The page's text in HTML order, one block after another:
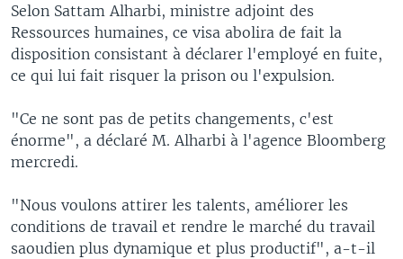
Selon Sattam Alharbi, ministre adjoint des
Ressources humaines, ce visa abolira de fait la
disposition consistant à déclarer l'employé en fuite,
ce qui lui fait risquer la prison ou l'expulsion.
"Ce ne sont pas de petits changements, c'est
énorme", a déclaré M. Alharbi à l'agence Bloomberg
mercredi.
"Nous voulons attirer les talents, améliorer les
conditions de travail et rendre le marché du travail
saoudien plus dynamique et plus productif", a-t-il